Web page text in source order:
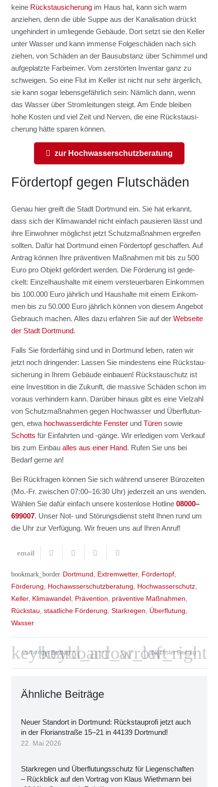
kei­ne Rück­stau­si­che­rungim Haus hat, kann sich warm
anzie­hen, denn die üble Sup­pe aus der Kana­li­sa­ti­on drückt
unge­hin­dert in umlie­gen­de Gebäu­de. Dort setzt sie den Kel­ler
unter Was­ser und kann immense Fol­ge­schä­den nach sich
zie­hen, von Schä­den an der Bau­sub­stanz über Schim­mel und
auf­ge­platz­te Farb­ei­mer. Vom zer­stör­ten Inven­tar ganz zu
schwei­gen. So eine Flut im Kel­ler ist nicht nur sehr ärger­lich,
sie kann sogar lebens­ge­fähr­lich sein: Näm­lich dann, wenn
das Was­ser über Strom­lei­tun­gen steigt. Am Ende blei­ben
hohe Kos­ten und viel Zeit und Ner­ven, die eine Rück­stau­si­
che­rung hät­te spa­ren kön­nen.
zur Hoch­was­ser­schutz­be­ra­tung
För­der­topf gegen Flut­schä­den
Genau hier greift die Stadt Dort­mund ein. Sie hat erkannt,
dass sich der Kli­ma­wan­del nicht ein­fach pau­sie­ren lässt und
ihre Ein­woh­ner mög­lichst jetzt Schutz­maß­nah­men ergrei­fen
soll­ten. Dafür hat Dort­mund einen För­der­topf geschaf­fen. Auf
Antrag kön­nen Ihre prä­ven­ti­ven Maß­nah­men mit bis zu 500
Euro pro Objekt geför­dert wer­den. Die För­de­rung ist gede­
ckelt: Ein­zel­haus­hal­te mit einem ver­steu­er­ba­ren Ein­kom­men
bis 100.000 Euro jähr­lich und Haus­hal­te mit einem Ein­kom­
men bis zu 50.000 Euro jähr­lich kön­nen von die­sem Ange­bot
Gebrauch machen. Alles dazu erfah­ren Sie auf der Web­sei­te
der Stadt Dort­mund.
Falls Sie för­der­fä­hig sind und in Dort­mund leben, raten wir
jetzt noch drin­gen­der: Las­sen Sie min­des­tens eine Rück­stau­
si­che­rung in Ihrem Gebäu­de ein­bau­en! Rückstau­schutz ist
eine Inves­ti­ti­on in die Zukunft, die mas­si­ve Schä­den schon im
vor­aus ver­hin­dern kann. Dar­über hin­aus gibt es eine Viel­zahl
von Schutz­maß­nah­men gegen Hoch­was­ser und Über­flu­tun­
gen, etwa hoch­was­ser­dich­te Fens­terund Türensowie
Schotts für Ein­fahr­ten und ‑gän­ge. Wir erle­di­gen vom Ver­kauf
bis zum Ein­bau alles aus einer Hand. Rufen Sie uns bei
Bedarf ger­ne an!
Bei Rück­fra­gen kön­nen Sie sich wäh­rend unse­rer Büro­zei­ten
(Mo.-Fr. zwi­schen 07:00–16:30 Uhr) jeder­zeit an uns wen­den.
Wäh­len Sie dafür ein­fach unse­re kos­ten­lo­se Hot­line 08000–
699007. Unser Not- und Stö­rungs­dienst steht Ihnen rund um
die Uhr zur Ver­fü­gung. Wir freu­en uns auf Ihren Anruf!
bookmark_border Dortmund , Extremwetter, Fördertopf,
Förderung, Hochawsserschutzberatung, Hochwasserschutz,
Keller, Klimawandel , Prävention, präventive Maßnahmen,
Rückstau, staatliche Förderung, Starkregen, Überflutung,
Wasser
Vorheriger Beitrag Nächster Beitrag
Ähn­li­che Bei­trä­ge
Neu­er Stand­ort in Dort­mund: Rück­stau­pro­fi jetzt auch
in der Flo­ri­an­stra­ße 15–21 in 44139 Dort­mund!
22. Mai 2026
Stark­re­gen und Über­flu­tungs­schutz für Lie­gen­schaf­ten
– Rück­blick auf den Vor­trag von Klaus Wieth­mann bei